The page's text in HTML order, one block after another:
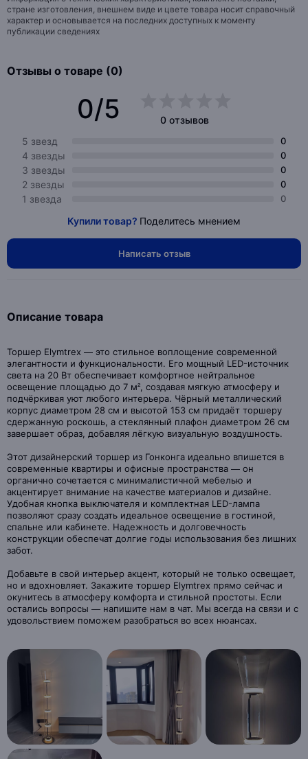
стране изготовления, внешнем виде и цвете товара носит справочный
характер и основывается на последних доступных к моменту
публикации сведениях
Отзывы о товаре (0)
0/5
0 отзывов
5 звезд
0
4 звезды 0
3 звезды 0
2 звезды 0
1 звезда 0
Купили товар? Поделитесь мнением
Написать отзыв
Описание товара
Торшер Elymtrex — это стильное воплощение современной
элегантности и функциональности. Его мощный LED-источник
света на 20 Вт обеспечивает комфортное нейтральное
освещение площадью до 7 м², создавая мягкую атмосферу и
подчёркивая уют любого интерьера. Чёрный металлический
корпус диаметром 28 см и высотой 153 см придаёт торшеру
сдержанную роскошь, а стеклянный плафон диаметром 26 см
завершает образ, добавляя лёгкую визуальную воздушность.
Этот дизайнерский торшер из Гонконга идеально впишется в
современные квартиры и офисные пространства — он
органично сочетается с минималистичной мебелью и
акцентирует внимание на качестве материалов и дизайне.
Удобная кнопка выключателя и комплектная LED-лампа
позволяют сразу создать идеальное освещение в гостиной,
спальне или кабинете. Надежность и долговечность
конструкции обеспечат долгие годы использования без лишних
забот.
Добавьте в свой интерьер акцент, который не только освещает,
но и вдохновляет. Закажите торшер Elymtrex прямо сейчас и
окунитесь в атмосферу комфорта и стильной простоты. Если
остались вопросы — напишите нам в чат. Мы всегда на связи и с
удовольствием поможем разобраться во всех нюансах.